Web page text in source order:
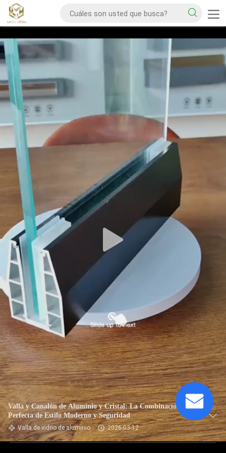
Valla y Canalón de Aluminio y Cristal: La Combinación
Perfecta de Estilo Moderno y Seguridad
Valla de vidrio de aluminio 2026-03-12